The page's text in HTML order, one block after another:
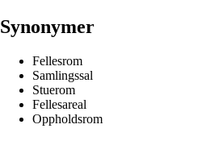
Synonymer
Fellesrom
Samlingssal
Stuerom
Fellesareal
Oppholdsrom